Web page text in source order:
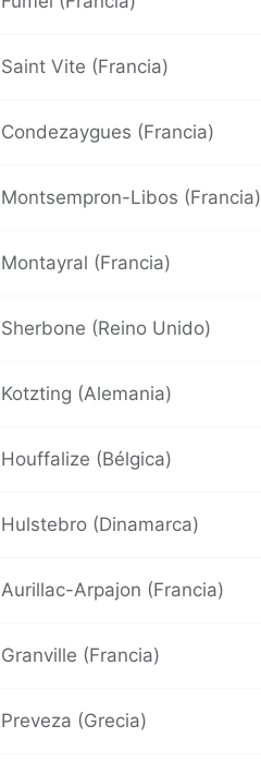
Saint Vite (Francia)
Condezaygues (Francia)
Montsempron-Libos (Francia)
Montayral (Francia)
Sherbone (Reino Unido)
Kotzting (Alemania)
Houffalize (Bélgica)
Hulstebro (Dinamarca)
Aurillac-Arpajon (Francia)
Granville (Francia)
Preveza (Grecia)